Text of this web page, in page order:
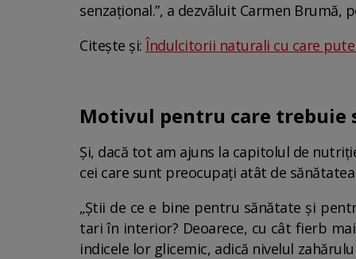
senzațional.”, a dezvăluit Carmen Brumă,
Citește și: Îndulcitorii naturali cu care
Motivul pentru care trebuie
Și, dacă tot am ajuns la capitolul de
cei care sunt preocupați atât de
„Știi de ce e bine pentru sănătate și
tari în interior? Deoarece, cu cât fierb
indicele lor glicemic, adică nivelul